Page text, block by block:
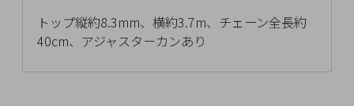
トップ縦約8.3mm、横約3.7m、チェーン全長約
40cm、アジャスターカンあり
用
イ